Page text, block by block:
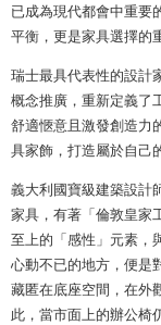
已成為現代都會中重要
平衡，更是家具選擇的
瑞士最具代表性的設計
概念推廣，重新定義了
舒適愜意且激發創造力
具家飾，打造屬於自己
義大利國寶級建築設計
家具，有著「倫敦皇家
至上的「感性」元素，
心動不已的地方，便是
藏匿在底座空間，在外
此，當市面上的辦公椅